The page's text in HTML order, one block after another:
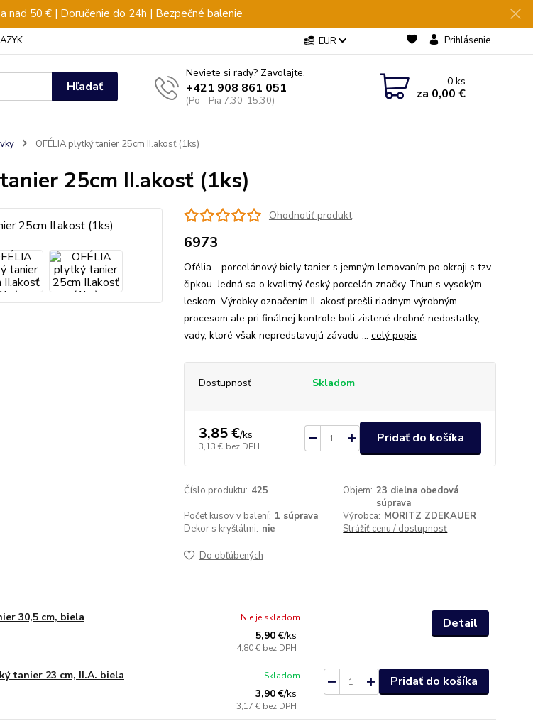
nad 50 € | Doručenie do 24h | Bezpečné balenie
EUR Prihlásenie
Hľadať
Neviete si rady? Zavolajte.
+421 908 861 051
(Po - Pia 7:30-15:30)
0ks
za 0,00 €
OFÉLIA plytký tanier 25cm II.akosť (1ks)
25cm II.akosť (1ks)
Ohodnotiť produkt
6973
Ofélia - porcelánový biely tanier s jemným lemovaním po okraji s tzv.
čipkou. Jedná sa o kvalitný český porcelán značky Thun s vysokým
leskom. Výrobky označením II. akosť prešli riadnym výrobným
procesom ale pri finálnej kontrole boli zistené drobné nedostatky,
vady, ktoré však nepredstavujú závadu ... celý popis
Dostupnosť Skladom
3,85 €/ks
3,13 € bez DPH
Pridať do košíka
Číslo produktu: 425 Objem: 23 dielna obedová
súprava
Počet kusov v balení: 1 súprava Výrobca: MORITZ ZDEKAUER
Dekor s kryštálmi: nie Strážiť cenu / dostupnosť
Do obľúbených
30,5 cm, biela
5,90 €/ks
4,80 € bez DPH
Nie je skladom Detail
tanier 23 cm, II.A. biela
3,90 €/ks
3,17 € bez DPH
Skladom Pridať do košíka